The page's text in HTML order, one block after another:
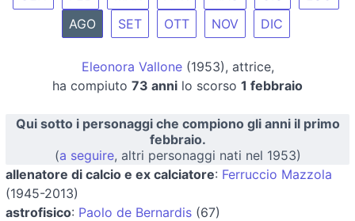
AGO
SET OTT NOV DIC
Eleonora Vallone(1953), attrice,
ha compiuto 73 anni lo scorso 1 febbraio
Qui sotto i personaggi che compiono gli anni il primo
febbraio.
(a seguire, altri personaggi nati nel 1953)
allenatore di calcio e ex calciatore: Ferruccio Mazzola
(1945-2013)
astrofisico: Paolo de Bernardis (67)